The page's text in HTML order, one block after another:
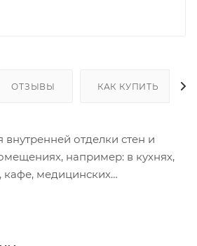
ОТЗЫВЫ КАК КУПИТЬ
отделки стен и
например: в кухнях,
кафе, медицинских